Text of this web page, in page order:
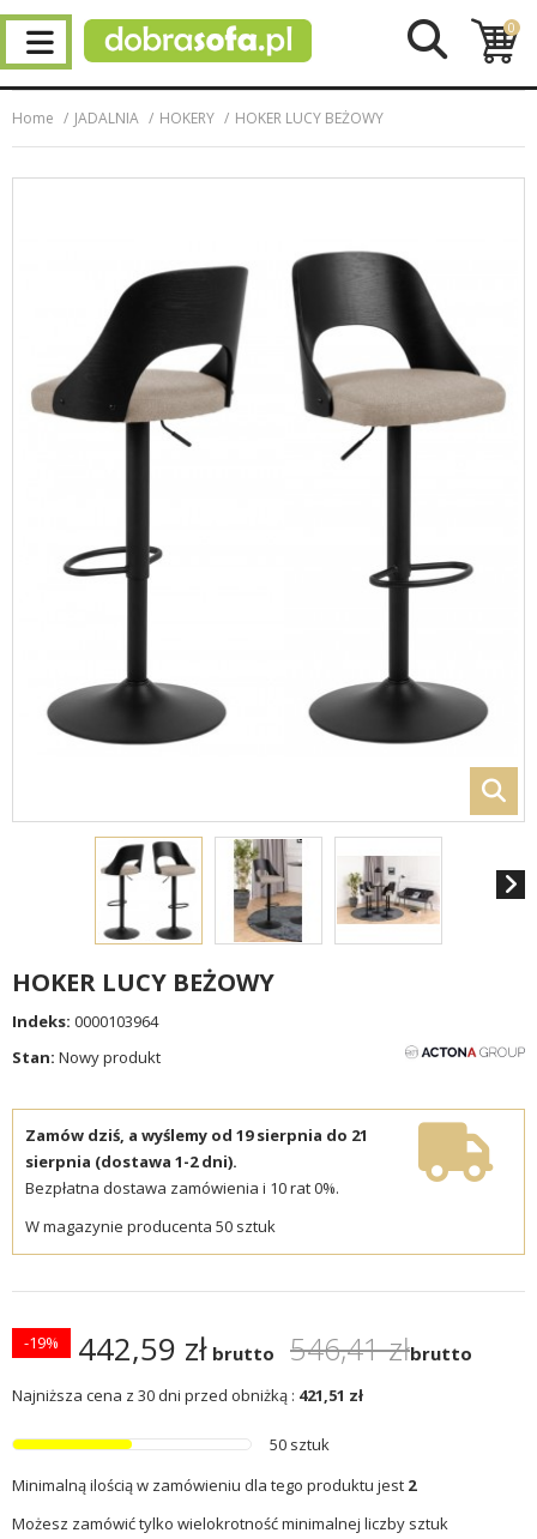
0
Home JADALNIA HOKERY HOKER LUCY BEŻOWY
HOKER LUCY BEŻOWY
Indeks: 0000103964
Stan: Nowy produkt
Zamów dziś, a wyślemy od 19 sierpnia do 21
sierpnia (dostawa 1-2 dni).
Bezpłatna dostawa zamówienia i 10 rat 0%.
W magazynie producenta 50 sztuk
442,59 zł brutto 546,41 złbrutto
-19%
Najniższa cena z 30 dni przed obniżką : 421,51 zł
50 sztuk
Minimalną ilością w zamówieniu dla tego produktu jest 2
Możesz zamówić tylko wielokrotność minimalnej liczby sztuk